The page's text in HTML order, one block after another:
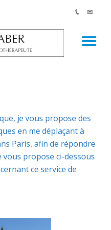
je vous propose des
en me déplaçant à
Paris, afin de répondre
vous propose ci-dessous
ce service de